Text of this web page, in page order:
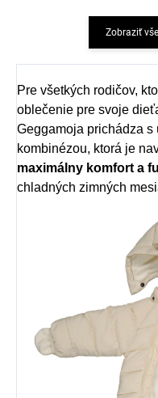
Zobraziť
Pre všetkých rodičov,
oblečenie pre svoje
Geggamoja prichádza
kombinézou, ktorá je
maximálny komfort a
chladných zimných